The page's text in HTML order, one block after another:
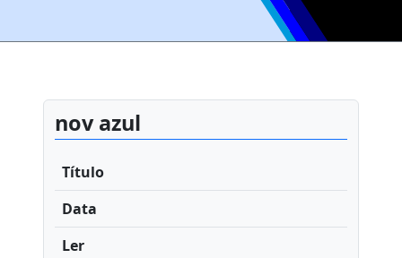
nov azul
Título
Data
Ler